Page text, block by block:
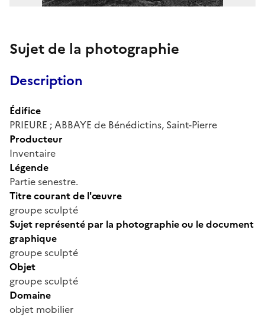
Sujet de la photographie
Description
Édifice
PRIEURE ; ABBAYE de Bénédictins, Saint-Pierre
Producteur
Inventaire
Légende
Partie senestre.
Titre courant de l'œuvre
groupe sculpté
Sujet représenté par la photographie ou le document
graphique
groupe sculpté
Objet
groupe sculpté
Domaine
objet mobilier